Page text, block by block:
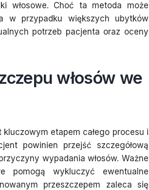
włosowe. Choć ta metoda może
w przypadku większych ubytków
potrzeb pacjenta oraz oceny
włosów we
etapem całego procesu i
powinien przejść szczegółową
wypadania włosów. Ważne
pomogą wykluczyć ewentualne
przeszczepem zaleca się